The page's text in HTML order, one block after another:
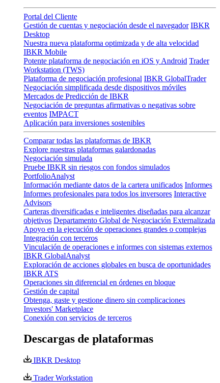
Portal del Cliente
Gestión de cuentas y negociación desde el navegador IBKR
Desktop
Nuestra nueva plataforma optimizada y de alta velocidad
IBKR Mobile
Potente plataforma de negociación en iOS y Android Trader
Workstation (TWS)
Plataforma de negociación profesional IBKR GlobalTrader
Negociación simplificada desde dispositivos móviles
Mercados de Predicción de IBKR
Negociación de preguntas afirmativas o negativas sobre
eventos IMPACT
Aplicación para inversiones sostenibles
Comparar todas las plataformas de IBKR
Explore nuestras plataformas galardonadas
Negociación simulada
Pruebe IBKR sin riesgos con fondos simulados
PortfolioAnalyst
Información mediante datos de la cartera unificados Informes
Informes profesionales para todos los inversores Interactive
Advisors
Carteras diversificadas e inteligentes diseñadas para alcanzar
objetivos Departamento Global de Negociación Externalizada
Apoyo en la ejecución de operaciones grandes o complejas
Integración con terceros
Vinculación de operaciones e informes con sistemas externos
IBKR GlobalAnalyst
Exploración de acciones globales en busca de oportunidades
IBKR ATS
Operaciones sin diferencial en órdenes en bloque
Gestión de capital
Obtenga, gaste y gestione dinero sin complicaciones
Investors' Marketplace
Conexión con servicios de terceros
Descargas de plataformas
IBKR Desktop
Trader Workstation